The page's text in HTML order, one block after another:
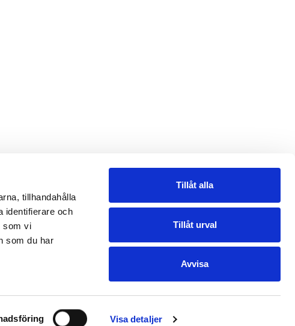
tillhandahålla
identifierare och
som vi
som du har
Visa detaljer
Tillåt alla
Tillåt urval
Avvisa